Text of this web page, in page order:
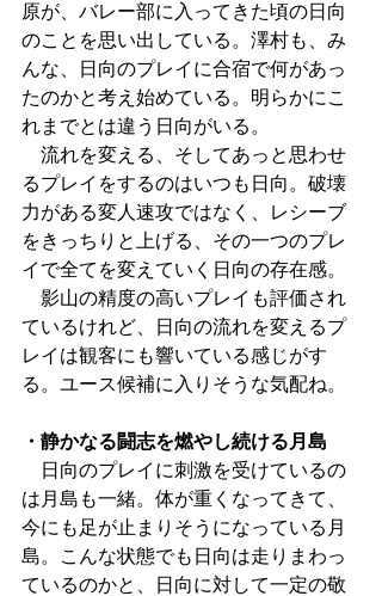
原が、バレー部に入ってきた頃の日向
のことを思い出している。澤村も、み
んな、日向のプレイに合宿で何があっ
たのかと考え始めている。明らかにこ
れまでとは違う日向がいる。
流れを変える、そしてあっと思わせ
るプレイをするのはいつも日向。破壊
力がある変人速攻ではなく、レシーブ
をきっちりと上げる、その一つのプレ
イで全てを変えていく日向の存在感。
影山の精度の高いプレイも評価され
ているけれど、日向の流れを変えるプ
レイは観客にも響いている感じがす
る。ユース候補に入りそうな気配ね。
・静かなる闘志を燃やし続ける月島
日向のプレイに刺激を受けているの
は月島も一緒。体が重くなってきて、
今にも足が止まりそうになっている月
島。こんな状態でも日向は走りまわっ
ているのかと、日向に対して一定の敬